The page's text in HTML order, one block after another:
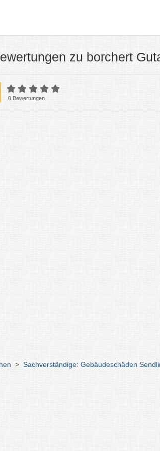
zu borchert
0 Bewertungen
> Sachverständige: Gebäudeschäden